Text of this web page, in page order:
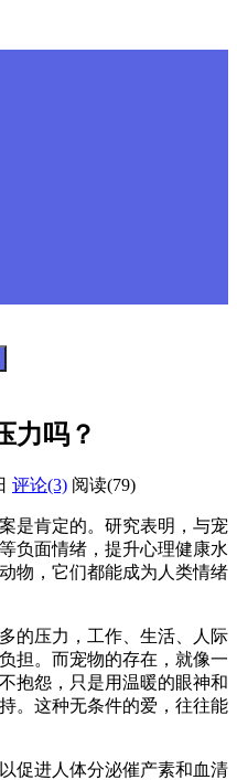
力吗？
评论(3) 阅读(79)
是肯定的。研究表明，与宠
负面情绪，提升心理健康水
物，它们都能成为人类情绪
的压力，工作、生活、人际
担。而宠物的存在，就像一
抱怨，只是用温暖的眼神和
。这种无条件的爱，往往能
促进人体分泌催产素和血清